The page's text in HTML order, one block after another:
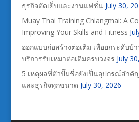
ธุรกิจตัดเย็บและงานแฟชั่น July 30,
Muay Thai Training Chiangmai: A
Improving Your Skills and Fitness
ออกแบบก่อสร้างต่อเติม เพื่อยกระดับบ้
บริการรับเหมาต่อเติมครบวงจร July
5 เหตุผลที่ตัวปั๊มชื่อยังเป็นอุปกรณ์สำคั
และธุรกิจทุกขนาด July 30, 2026